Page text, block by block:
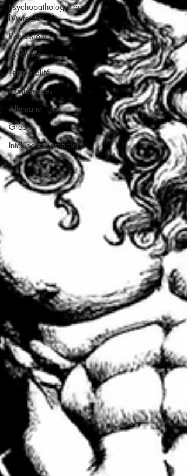
Psychopathologie de
l'Autorité
Recensions
Psychose
Temporalité
Conférences
Allemand
Grec
Intelligence artificielle